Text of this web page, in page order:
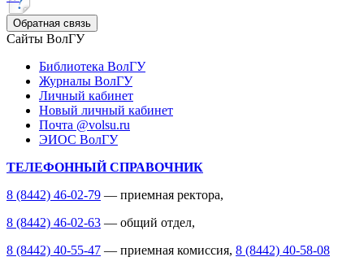
Обратная связь
Сайты ВолГУ
Библиотека ВолГУ
Журналы ВолГУ
Личный кабинет
Новый личный кабинет
Почта @volsu.ru
ЭИОС ВолГУ
ТЕЛЕФОННЫЙ СПРАВОЧНИК
8 (8442) 46-02-79 — приемная ректора,
8 (8442) 46-02-63 — общий отдел,
8 (8442) 40-55-47 — приемная комиссия, 8 (8442) 40-58-08